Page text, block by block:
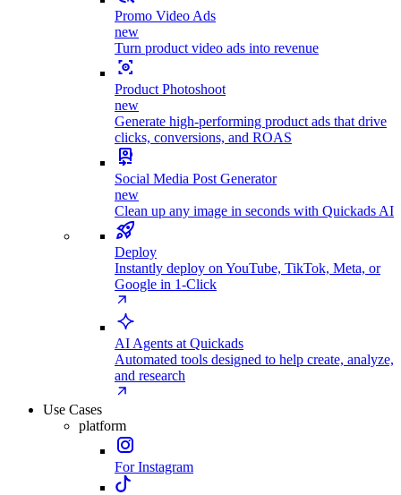
Promo Video Ads
new
Turn product video ads into revenue
Product Photoshoot
new
Generate high-performing product ads that drive
clicks, conversions, and ROAS
Social Media Post Generator
new
Clean up any image in seconds with Quickads AI
Deploy
Instantly deploy on YouTube, TikTok, Meta, or
Google in 1-Click
AI Agents at Quickads
Automated tools designed to help create, analyze,
and research
Use Cases
platform
For Instagram